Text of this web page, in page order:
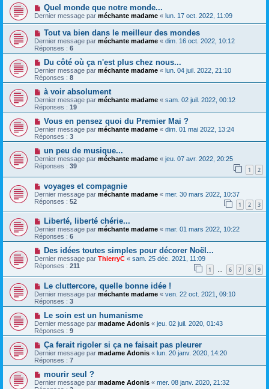
Quel monde que notre monde...
Dernier message par méchante madame « lun. 17 oct. 2022, 11:09
Tout va bien dans le meilleur des mondes
Dernier message par méchante madame « dim. 16 oct. 2022, 10:12
Réponses : 6
Du côté où ça n'est plus chez nous...
Dernier message par méchante madame « lun. 04 juil. 2022, 21:10
Réponses : 8
à voir absolument
Dernier message par méchante madame « sam. 02 juil. 2022, 00:12
Réponses : 19
Vous en pensez quoi du Premier Mai ?
Dernier message par méchante madame « dim. 01 mai 2022, 13:24
Réponses : 3
un peu de musique...
Dernier message par méchante madame « jeu. 07 avr. 2022, 20:25
Réponses : 39 1 2
voyages et compagnie
Dernier message par méchante madame « mer. 30 mars 2022, 10:37
Réponses : 52 1 2 3
Liberté, liberté chérie...
Dernier message par méchante madame « mar. 01 mars 2022, 10:22
Réponses : 6
Des idées toutes simples pour décorer Noël...
Dernier message par ThierryC « sam. 25 déc. 2021, 11:09
Réponses : 211 1 … 6 7 8 9
Le cluttercore, quelle bonne idée !
Dernier message par méchante madame « ven. 22 oct. 2021, 09:10
Réponses : 3
Le soin est un humanisme
Dernier message par madame Adonis « jeu. 02 juil. 2020, 01:43
Réponses : 9
Ça ferait rigoler si ça ne faisait pas pleurer
Dernier message par madame Adonis « lun. 20 janv. 2020, 14:20
Réponses : 7
mourir seul ?
Dernier message par madame Adonis « mer. 08 janv. 2020, 21:32